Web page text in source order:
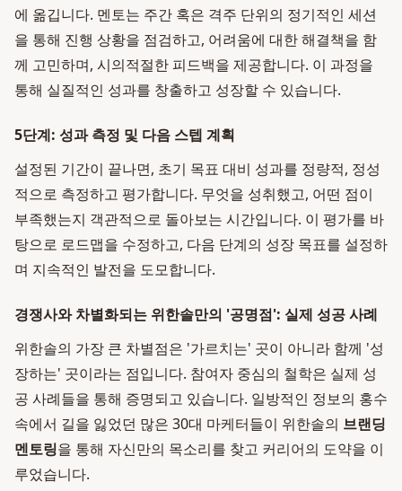
에 옮깁니다. 멘토는 주간 혹은 격주 단위의 정기적인 세션
을 통해 진행 상황을 점검하고, 어려움에 대한 해결책을 함
께 고민하며, 시의적절한 피드백을 제공합니다. 이 과정을
통해 실질적인 성과를 창출하고 성장할 수 있습니다.
5단계: 성과 측정 및 다음 스텝 계획
설정된 기간이 끝나면, 초기 목표 대비 성과를 정량적, 정성
적으로 측정하고 평가합니다. 무엇을 성취했고, 어떤 점이
부족했는지 객관적으로 돌아보는 시간입니다. 이 평가를 바
탕으로 로드맵을 수정하고, 다음 단계의 성장 목표를 설정하
며 지속적인 발전을 도모합니다.
경쟁사와 차별화되는 위한솔만의 '공명점': 실제 성공 사례
위한솔의 가장 큰 차별점은 '가르치는' 곳이 아니라 함께 '성
장하는' 곳이라는 점입니다. 참여자 중심의 철학은 실제 성
공 사례들을 통해 증명되고 있습니다. 일방적인 정보의 홍수
속에서 길을 잃었던 많은 30대 마케터들이 위한솔의 브랜딩
멘토링을 통해 자신만의 목소리를 찾고 커리어의 도약을 이
루었습니다.